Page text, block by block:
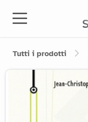
Tutti i prodotti